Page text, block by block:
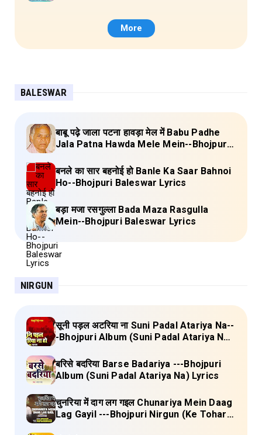
More
BALESWAR
बाबू पढ़े जाला पटना हावड़ा मेल में Babu Padhe
Jala Patna Hawda Mele Mein--Bhojpuri
बनले का सार बहनोई हो Banle Ka Saar Bahnoi
Ho--Bhojpuri Baleswar Lyrics
बड़ा मजा रसगुल्ला Bada Maza Rasgulla
Mein--Bhojpuri Baleswar Lyrics
NIRGUN
सूनी पड़ल अटरिया ना Suni Padal Atariya Na--
-Bhojpuri Album (Suni Padal Atariya Na)
बरिसे बदरिया Barse Badariya ---Bhojpuri
Album (Suni Padal Atariya Na) Lyrics
चुनरिया में दाग लग गइल Chunariya Mein Daag
Lag Gayil ---Bhojpuri Nirgun (Ke Tohara